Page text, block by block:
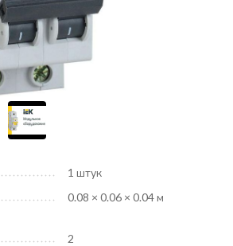
1 штук
0.08 × 0.06 × 0.04 м
2